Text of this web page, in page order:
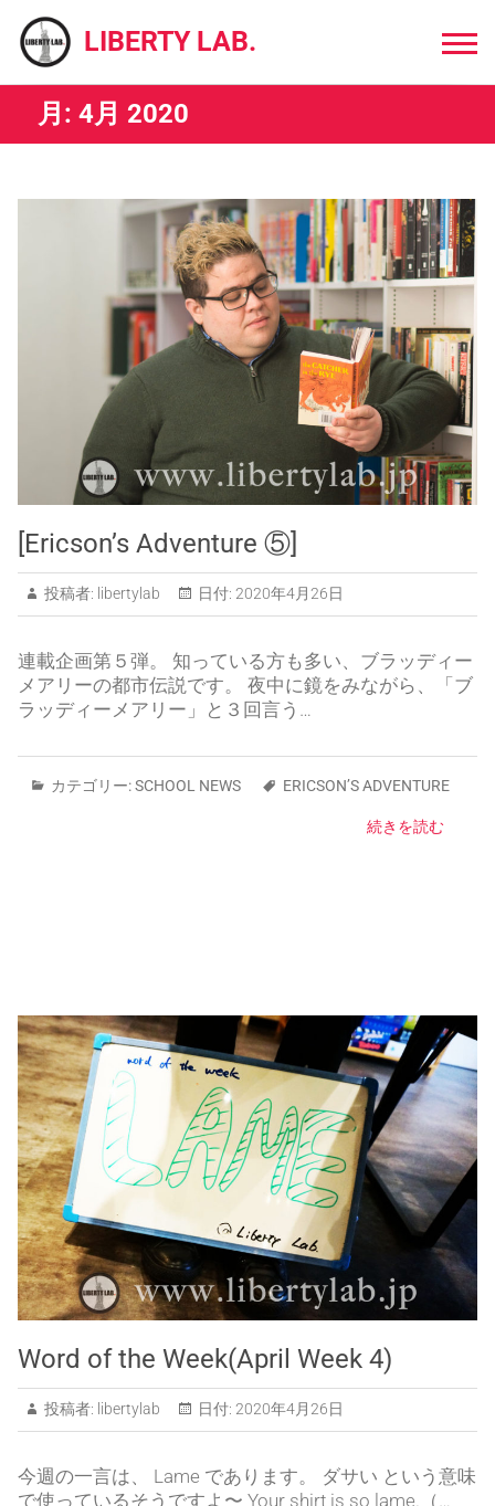
content
LIBERTY LAB.
月:4月 2020
[Ericson’s Adventure ⑤]
投稿者: libertylab 日付: 2020年4月26日
連載企画第５弾。 知っている方も多い、ブラッディー
メアリーの都市伝説です。 夜中に鏡をみながら、「ブ
ラッディーメアリー」と３回言う…
カテゴリー:SCHOOL NEWS ERICSON’S ADVENTURE
続きを読む
Word of the Week(April Week 4)
投稿者: libertylab 日付: 2020年4月26日
今週の一言は、 Lame であります。 ダサい という意味
で使っているそうですよ〜 Your shirt is so lame.（…